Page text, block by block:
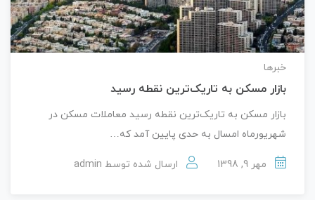
خبرها
بازار مسکن به تاریک‌ترین نقطه رسید
بازار مسکن به تاریک‌ترین نقطه رسید معاملات مسکن در
شهریورماه امسال به حدی پایین آمد که…
مهر 9, 1398 ارسال شده توسط admin